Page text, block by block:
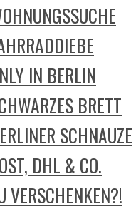
IN BERLIN
BRETT
SCHNAUZE
DHL & CO.
VERSCHENKEN?!